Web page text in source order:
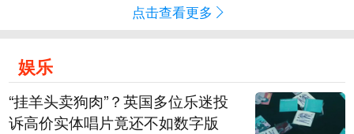
点击查看更多
娱乐
“挂羊头卖狗肉”？英国多位乐迷投
诉高价实体唱片竟还不如数字版